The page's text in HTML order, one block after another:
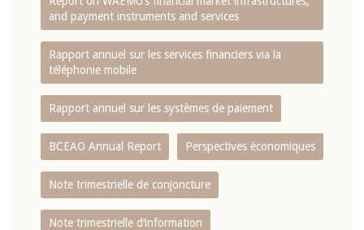
and payment instruments and services
Rapport annuel sur les services financiers via la
téléphonie mobile
Rapport annuel sur les systèmes de paiement
BCEAO Annual Report Perspectives économiques
Note trimestrielle de conjoncture
Note trimestrielle d‘information